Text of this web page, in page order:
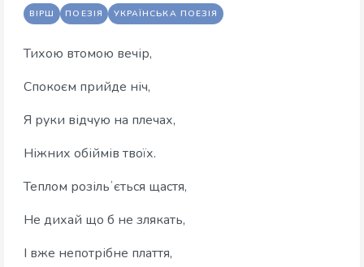
ВІРШ ПОЕЗІЯ УКРАЇНСЬКА ПОЕЗІЯ
Тихою втомою вечір,
Спокоєм прийде ніч,
Я руки відчую на плечах,
Ніжних обіймів твоїх.
Теплом розільʼється щастя,
Не дихай що б не злякать,
І вже непотрібне плаття,